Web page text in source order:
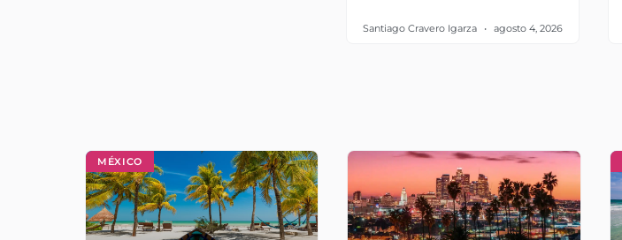
Santiago Cravero Igarza agosto 4, 2026
MÉXICO